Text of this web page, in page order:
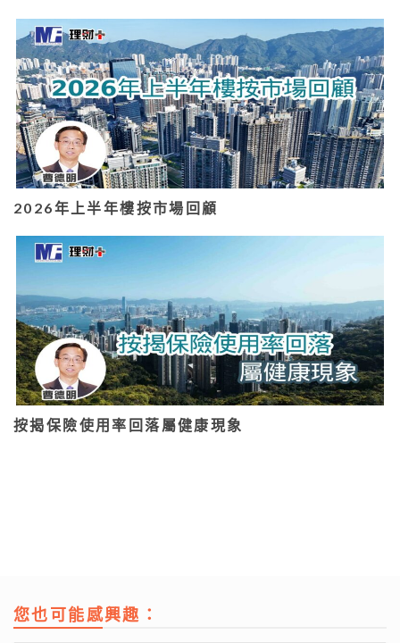
2026年上半年樓按市場回顧
按揭保險使用率回落屬健康現象
您也可能感興趣：